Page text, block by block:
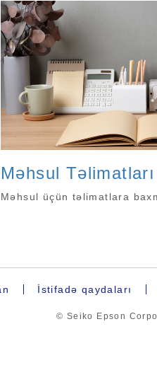
Məhsul Təlimatları
Məhsul üçün təlimatlara
İstifadə qaydaları
© Seiko Epson